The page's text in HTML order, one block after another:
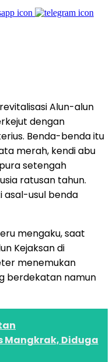
Alun-alun
dengan
Benda-benda itu
merah, kendi abu
setengah
ratusan tahun.
asal-usul benda
mengaku, saat
Kejaksan di
menemukan
berdekatan namun
Mangkrak, Diduga